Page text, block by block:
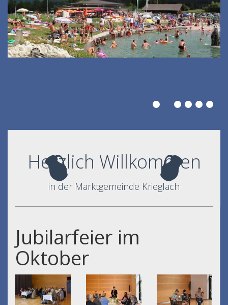
Herzlich Willkommen
in der Marktgemeinde Krieglach
Jubilarfeier im
Oktober